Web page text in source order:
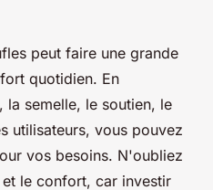
peut faire une grande
quotidien. En
la semelle, le soutien, le
utilisateurs, vous pouvez
vos besoins. N'oubliez
le confort, car investir